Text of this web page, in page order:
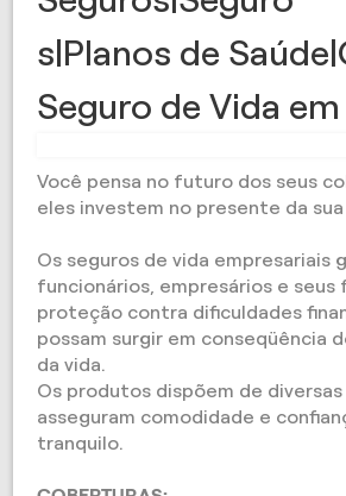
s|Planos de
Seguro de Vida
Você pensa no futuro dos seus
eles investem no presente da
Os seguros de vida empresariais
funcionários, empresários e seus
proteção contra dificuldades
possam surgir em conseqüência
da vida.
Os produtos dispõem de
asseguram comodidade e
tranquilo.